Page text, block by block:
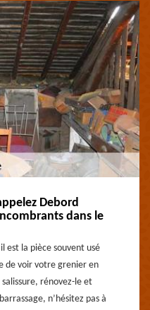
Debord
dans le
est la pièce souvent usé
de voir votre grenier en
rénovez-le et
n’hésitez pas à